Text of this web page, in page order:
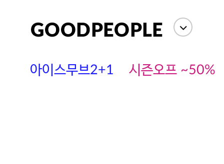
아이스무브2+1 시즌오프 ~50%